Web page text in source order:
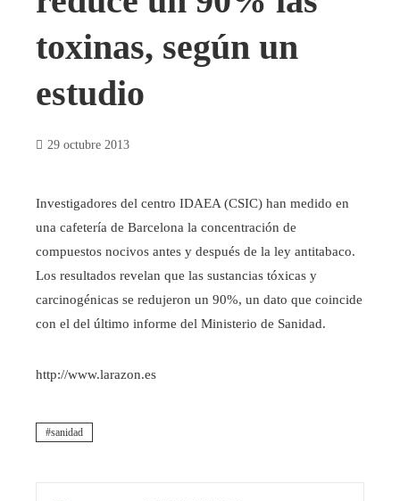
toxinas, según un
estudio
29 octubre 2013
Investigadores del centro IDAEA (CSIC) han medido en
una cafetería de Barcelona la concentración de
compuestos nocivos antes y después de la ley antitabaco.
Los resultados revelan que las sustancias tóxicas y
carcinogénicas se redujeron un 90%, un dato que coincide
con el del último informe del Ministerio de Sanidad.
http://www.larazon.es
sanidad